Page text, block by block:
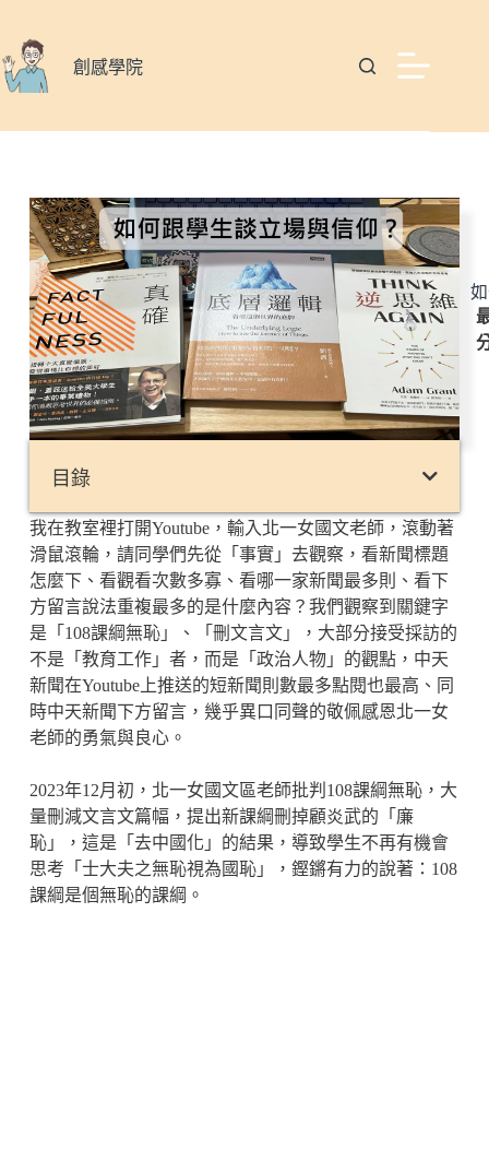
創感學院
目錄
我在教室裡打開Youtube，輸入北一女國文老師，滾動著
滑鼠滾輪，請同學們先從「事實」去觀察，看新聞標題
怎麼下、看觀看次數多寡、看哪一家新聞最多則、看下
方留言說法重複最多的是什麼內容？我們觀察到關鍵字
是「108課綱無恥」、「刪文言文」，大部分接受採訪的
不是「教育工作」者，而是「政治人物」的觀點，中天
新聞在Youtube上推送的短新聞則數最多點閱也最高、同
時中天新聞下方留言，幾乎異口同聲的敬佩感恩北一女
老師的勇氣與良心。
2023年12月初，北一女國文區老師批判108課綱無恥，大
量刪減文言文篇幅，提出新課綱刪掉顧炎武的「廉
恥」，這是「去中國化」的結果，導致學生不再有機會
思考「士大夫之無恥視為國恥」，鏗鏘有力的說著：108
課綱是個無恥的課綱。